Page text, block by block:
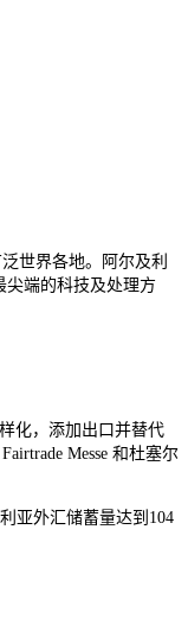
世界各地。阿尔及利
尖端的科技及处理方
化，添加出口并替代
Messe 和杜塞尔
亚外汇储蓄量达到104